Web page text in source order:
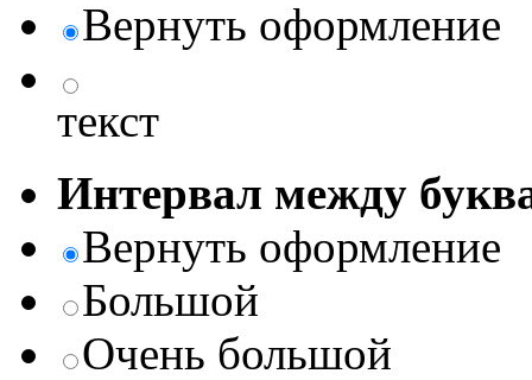
Вернуть оформление
текст
Интервал между
Вернуть оформление
Большой
Очень большой